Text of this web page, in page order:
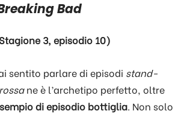
Bad
3, episodio 10)
sentito parlare di episodi stand-
ne è l’archetipo perfetto, oltre
di episodio bottiglia. Non solo